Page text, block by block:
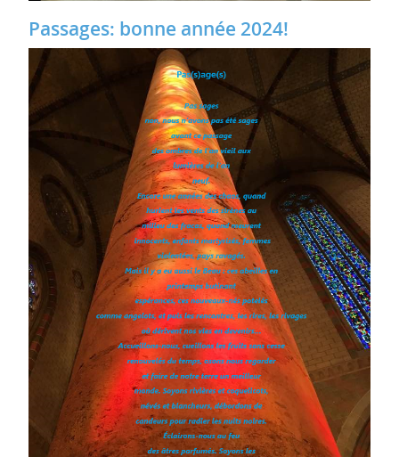
Passages: bonne année 2024!